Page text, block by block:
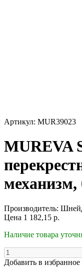
Артикул: MUR39023
MUREVA
Производитель:
Цена 1 182,15 р.
Наличие товара
Добавить в избранное